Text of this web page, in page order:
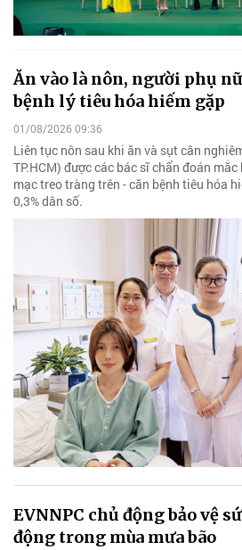
Ăn vào là nôn, người phụ
bệnh lý tiêu hóa hiếm gặp
01/08/2026 09:36
Liên tục nôn sau khi ăn và sụt cân
TP.HCM) được các bác sĩ chẩn đoán
mạc treo tràng trên - căn bệnh tiêu hóa
0,3% dân số.
EVNNPC chủ động bảo vệ
động trong mùa mưa bão